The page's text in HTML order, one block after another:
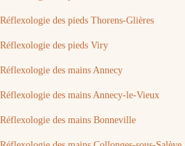
Réflexologie des pieds Thorens-Glières
Réflexologie des pieds Viry
Réflexologie des mains Annecy
Réflexologie des mains Annecy-le-Vieux
Réflexologie des mains Bonneville